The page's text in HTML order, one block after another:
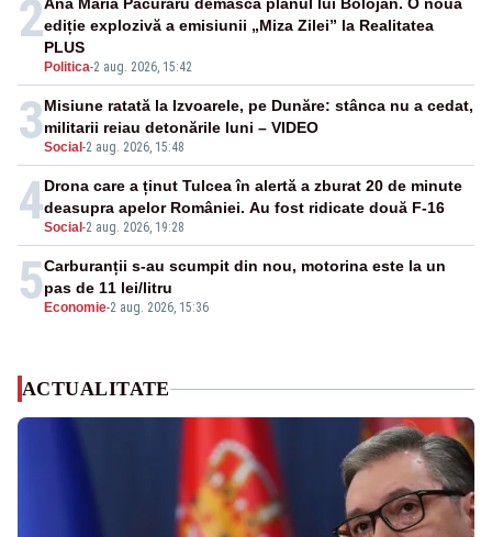
2
Politica-2 aug. 2026, 15:42
ediție explozivă a emisiunii „Miza Zilei” la Realitatea
PLUS
3Social -2 aug. 2026, 15:48
Misiune ratată la Izvoarele, pe Dunăre: stânca nu a cedat,
militarii reiau detonările luni – VIDEO
4Social -2 aug. 2026, 19:28
Drona care a ținut Tulcea în alertă a zburat 20 de minute
deasupra apelor României. Au fost ridicate două F-16
5 Economie-2 aug. 2026, 15:36
Carburanții s-au scumpit din nou, motorina este la un
pas de 11 lei/litru
ACTUALITATE